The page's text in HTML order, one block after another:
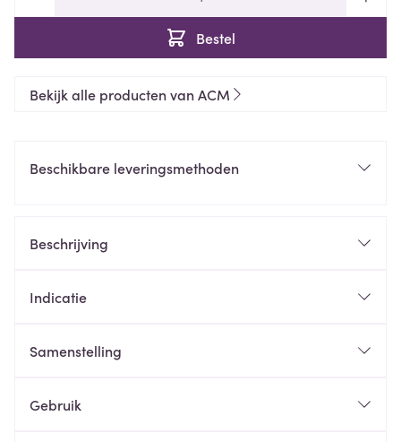
Bestel
Bekijk alle producten van ACM
Beschikbare leveringsmethoden
Beschrijving
Indicatie
Samenstelling
Gebruik